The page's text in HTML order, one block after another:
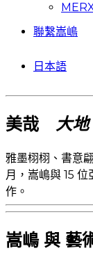
聯繫嵩嶋
日本語
美哉 大地
雅墨栩栩、書意
月，嵩嶋與 15
作。
嵩嶋 與 藝